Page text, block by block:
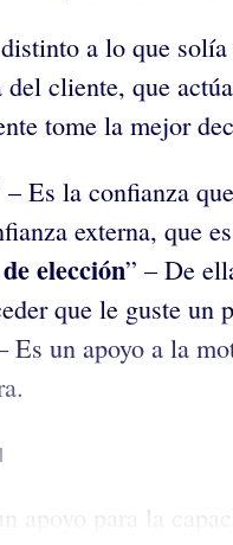
a lo que
cliente, que
tome la mejor
– Es la confianza
externa, que
elección” – De
que le guste
Es un apoyo a la
apoyo para la